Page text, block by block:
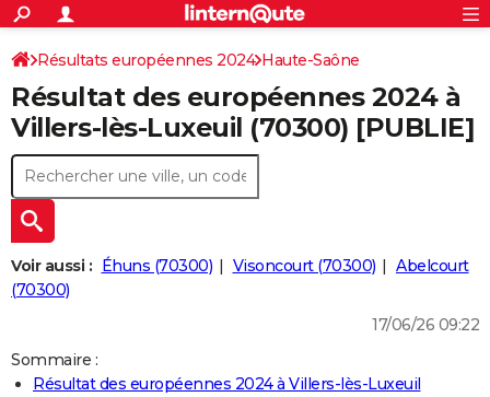
ACTUALITÉS
Politique
Société
Faits Divers
Education
Monde
Villes
+
SPORT
Coupe du monde 2026
Football
Tennis
Cyclisme
Rugby
Forum
CULTURE
Programme TV
TNT
Streaming
Cinéma
Sorties cinéma
Musique
+
FINANCE
Retraite
Impôts
Epargne
Immobilier
Risques naturels par ville
Banque
Assurance
Crédit
AUTO
Essais
Réserver un essai
Citadines
Berlines
SUV
Forum auto
+
HIGH-TECH
Mobiles
Meilleur smartphone
Internet
Ordinateurs
Jeux vidéo
Guide high-tech
+
BRICOLAGE
Guides de France
Escapades
Patrimoine
Expositions
Musées
Week-end nature
LIFESTYLE
S'inscrire
Connexion
Résultats européennes 2024 Haute-Saône
Résultat des européennes 2024 à
Villers-lès-Luxeuil (70300) [PUBLIE]
Voir aussi : Éhuns (70300) Visoncourt (70300)
Abelcourt
(70300)
17/06/26 09:22
Sommaire :
Résultat des européennes 2024 à Villers-lès-Luxeuil